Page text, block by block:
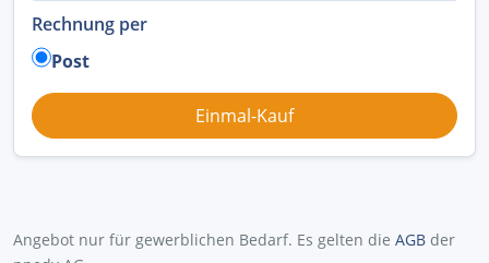
Rechnung per
Post
Angebot nur für gewerblichen Bedarf. Es gelten die AGB der